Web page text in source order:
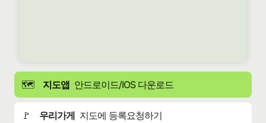
🗺️ 지도앱 안드로이드/IOS 다운로드
🚩 우리가게 지도에 등록요청하기